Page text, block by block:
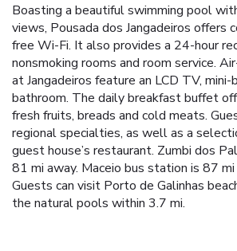
Boasting a beautiful swimming pool
views, Pousada dos Jangadeiros offers
free Wi-Fi. It also provides a 24-hour
nonsmoking rooms and room service.
at Jangadeiros feature an LCD TV, mini-
bathroom. The daily breakfast buffet
fresh fruits, breads and cold meats.
regional specialties, as well as a
guest house’s restaurant. Zumbi dos
81 mi away. Maceio bus station is 87
Guests can visit Porto de Galinhas
the natural pools within 3.7 mi.